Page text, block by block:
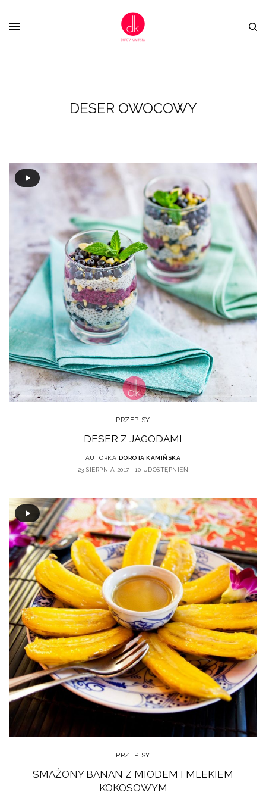
DESER OWOCOWY
PRZEPISY
DESER Z JAGODAMI
AUTORKA DOROTA KAMIŃSKA
23 SIERPNIA 2017
10 UDOSTĘPNIEŃ
PRZEPISY
SMAŻONY BANAN Z MIODEM I MLEKIEM
KOKOSOWYM